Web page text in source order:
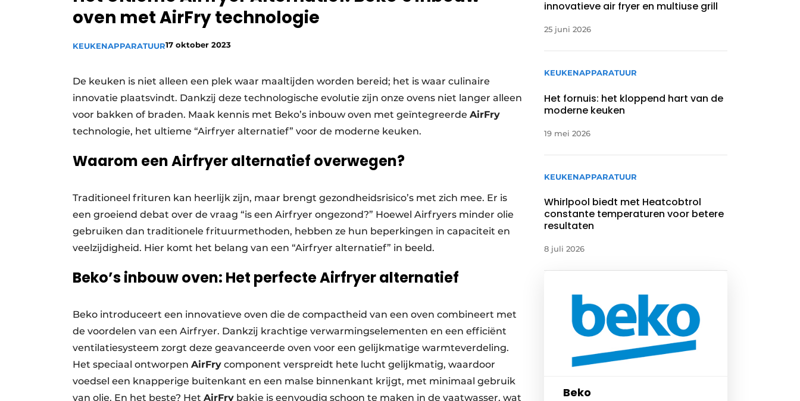
Vacature aanmelden
oven met AirFry technologie
KEUKENAPPARATUUR17 oktober 2023
De keuken is niet alleen een plek waar maaltijden worden bereid; het is waar culinaire
innovatie plaatsvindt. Dankzij deze technologische evolutie zijn onze ovens niet langer alleen
voor bakken of braden. Maak kennis met Beko’s inbouw oven met geïntegreerde AirFry
technologie, het ultieme “Airfryer alternatief” voor de moderne keuken.
Waarom een Airfryer alternatief overwegen?
Traditioneel frituren kan heerlijk zijn, maar brengt gezondheidsrisico’s met zich mee. Er is
een groeiend debat over de vraag “is een Airfryer ongezond?” Hoewel Airfryers minder olie
gebruiken dan traditionele frituurmethoden, hebben ze hun beperkingen in capaciteit en
veelzijdigheid. Hier komt het belang van een “Airfryer alternatief” in beeld.
Beko’s inbouw oven: Het perfecte Airfryer alternatief
Beko introduceert een innovatieve oven die de compactheid van een oven combineert met
de voordelen van een Airfryer. Dankzij krachtige verwarmingselementen en een efficiënt
ventilatiesysteem zorgt deze geavanceerde oven voor een gelijkmatige warmteverdeling.
Het speciaal ontworpen AirFry component verspreidt hete lucht gelijkmatig, waardoor
voedsel een knapperige buitenkant en een malse binnenkant krijgt, met minimaal gebruik
van olie. En het beste? Het AirFry bakje is eenvoudig schoon te maken in de vaatwasser, wat
innovatieve air fryer en multiuse grill
25 juni 2026
KEUKENAPPARATUUR
Het fornuis: het kloppend hart van de
moderne keuken
19 mei 2026
KEUKENAPPARATUUR
Whirlpool biedt met Heatcobtrol
constante temperaturen voor betere
resultaten
8 juli 2026
Beko